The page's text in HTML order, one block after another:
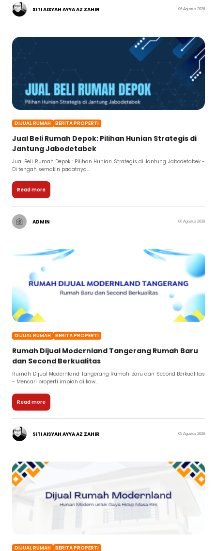
SITI AISYAH AYYA AZ ZAHIR 06 Agustus 2026
DIJUAL RUMAH BERITA PROPERTI
Jual Beli Rumah Depok: Pilihan Hunian Strategis di
Jantung Jabodetabek
Jual Beli Rumah Depok : Pilihan Hunian Strategis di Jantung Jabodetabek -
Di tengah semakin padatnya...
Read more
ADMIN 06 Agustus 2026
DIJUAL RUMAH BERITA PROPERTI
Rumah Dijual Modernland Tangerang Rumah Baru
dan Second Berkualitas
Rumah Dijual Modernland Tangerang Rumah Baru dan Second Berkualitas
- Mencari properti impian di kaw...
Read more
SITI AISYAH AYYA AZ ZAHIR 05 Agustus 2026
DIJUAL RUMAH BERITA PROPERTI